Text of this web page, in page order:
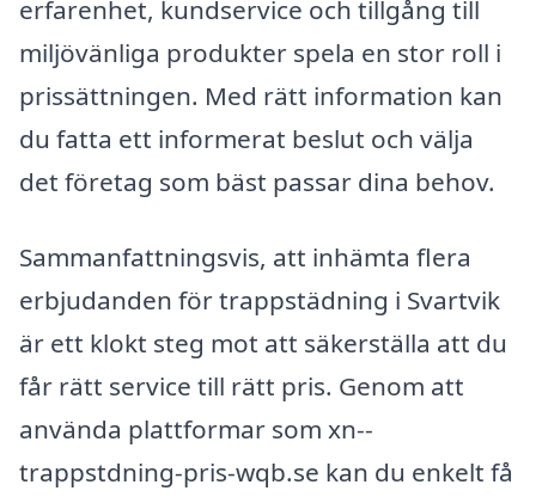
erfarenhet, kundservice och tillgång till
miljövänliga produkter spela en stor roll i
prissättningen. Med rätt information kan
du fatta ett informerat beslut och välja
det företag som bäst passar dina behov.
Sammanfattningsvis, att inhämta flera
erbjudanden för trappstädning i Svartvik
är ett klokt steg mot att säkerställa att du
får rätt service till rätt pris. Genom att
använda plattformar som xn--
trappstdning-pris-wqb.se kan du enkelt få